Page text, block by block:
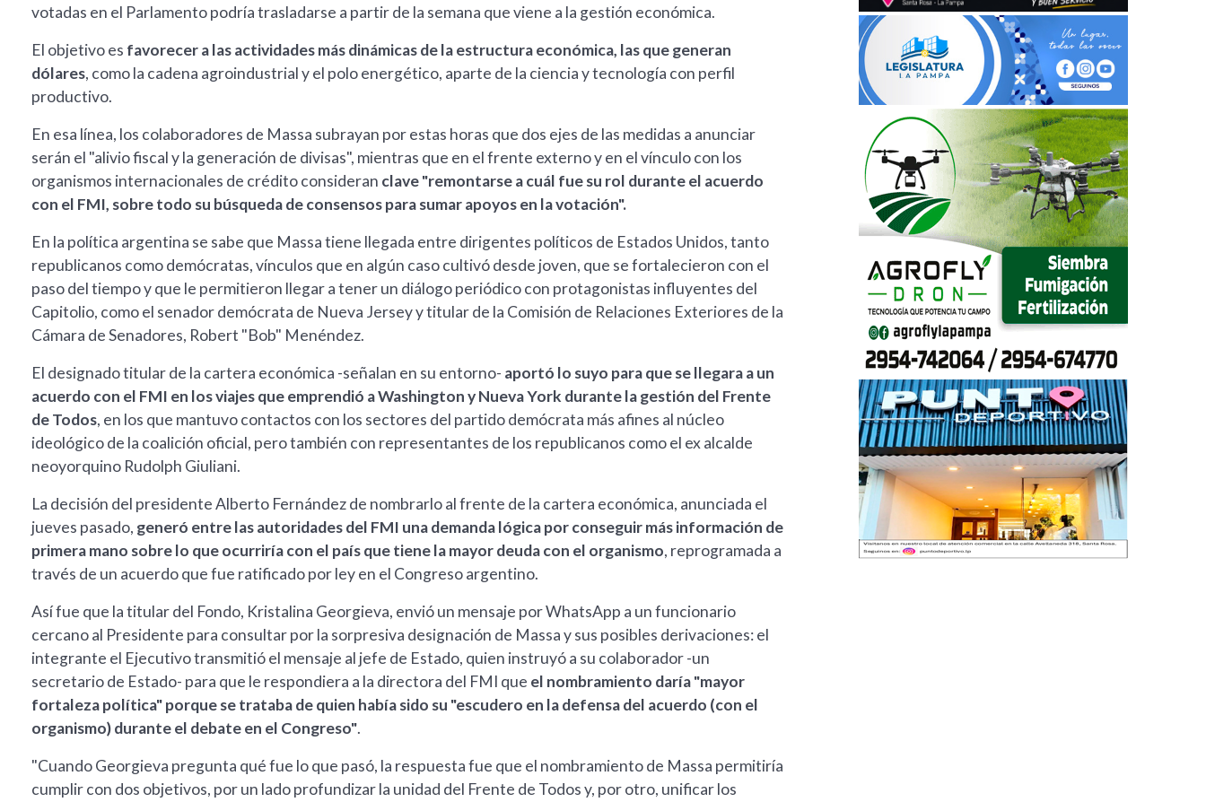
votadas en el Parlamento podría trasladarse a partir de la semana que viene a la gestión económica.
El objetivo es favorecer a las actividades más dinámicas de la estructura económica, las que generan
dólares, como la cadena agroindustrial y el polo energético, aparte de la ciencia y tecnología con perfil
productivo.
En esa línea, los colaboradores de Massa subrayan por estas horas que dos ejes de las medidas a anunciar
serán el "alivio fiscal y la generación de divisas", mientras que en el frente externo y en el vínculo con los
organismos internacionales de crédito consideran clave "remontarse a cuál fue su rol durante el acuerdo
con el FMI, sobre todo su búsqueda de consensos para sumar apoyos en la votación".
En la política argentina se sabe que Massa tiene llegada entre dirigentes políticos de Estados Unidos, tanto
republicanos como demócratas, vínculos que en algún caso cultivó desde joven, que se fortalecieron con el
paso del tiempo y que le permitieron llegar a tener un diálogo periódico con protagonistas influyentes del
Capitolio, como el senador demócrata de Nueva Jersey y titular de la Comisión de Relaciones Exteriores de la
Cámara de Senadores, Robert "Bob" Menéndez.
El designado titular de la cartera económica -señalan en su entorno- aportó lo suyo para que se llegara a un
acuerdo con el FMI en los viajes que emprendió a Washington y Nueva York durante la gestión del Frente
de Todos, en los que mantuvo contactos con los sectores del partido demócrata más afines al núcleo
ideológico de la coalición oficial, pero también con representantes de los republicanos como el ex alcalde
neoyorquino Rudolph Giuliani.
La decisión del presidente Alberto Fernández de nombrarlo al frente de la cartera económica, anunciada el
jueves pasado, generó entre las autoridades del FMI una demanda lógica por conseguir más información de
primera mano sobre lo que ocurriría con el país que tiene la mayor deuda con el organismo, reprogramada a
través de un acuerdo que fue ratificado por ley en el Congreso argentino.
Así fue que la titular del Fondo, Kristalina Georgieva, envió un mensaje por WhatsApp a un funcionario
cercano al Presidente para consultar por la sorpresiva designación de Massa y sus posibles derivaciones: el
integrante el Ejecutivo transmitió el mensaje al jefe de Estado, quien instruyó a su colaborador -un
secretario de Estado- para que le respondiera a la directora del FMI que el nombramiento daría "mayor
fortaleza política" porque se trataba de quien había sido su "escudero en la defensa del acuerdo (con el
organismo) durante el debate en el Congreso".
"Cuando Georgieva pregunta qué fue lo que pasó, la respuesta fue que el nombramiento de Massa permitiría
cumplir con dos objetivos, por un lado profundizar la unidad del Frente de Todos y, por otro, unificar los